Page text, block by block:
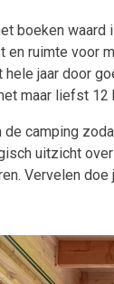
boeken waard
en ruimte voor
jaar door
maar liefst 12
de camping
uitzicht
Vervelen